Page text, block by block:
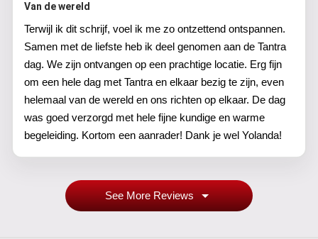
Van de wereld
Terwijl ik dit schrijf, voel ik me zo ontzettend ontspannen.
Samen met de liefste heb ik deel genomen aan de Tantra
dag. We zijn ontvangen op een prachtige locatie. Erg fijn
om een hele dag met Tantra en elkaar bezig te zijn, even
helemaal van de wereld en ons richten op elkaar. De dag
was goed verzorgd met hele fijne kundige en warme
begeleiding. Kortom een aanrader! Dank je wel Yolanda!
See More Reviews